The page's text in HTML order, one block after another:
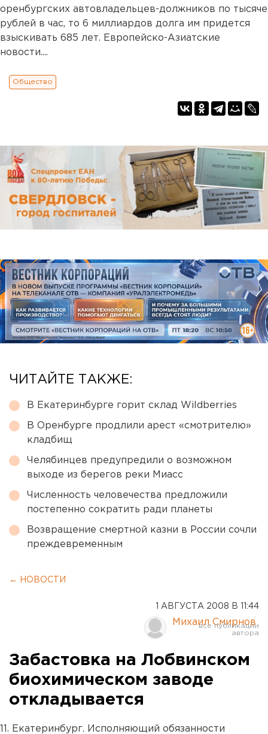
оренбургских автовладельцев-должников по тысяче
рублей в час, то 6 миллиардов долга им придется
взыскивать 685 лет. Европейско-Азиатские
новости....
Общество
ЧИТАЙТЕ ТАКЖЕ:
В Екатеринбурге горит склад Wildberries
В Оренбурге продлили арест «смотрителю»
кладбищ
Челябинцев предупредили о возможном
выходе из берегов реки Миасс
Численность человечества предложили
постепенно сократить ради планеты
Возвращение смертной казни в России сочли
преждевременным
← НОВОСТИ
1 АВГУСТА 2008 В 11:44
Михаил Смирнов
Забастовка на Лобвинском
биохимическом заводе
откладывается
11. Екатеринбург. Исполняющий обязанности